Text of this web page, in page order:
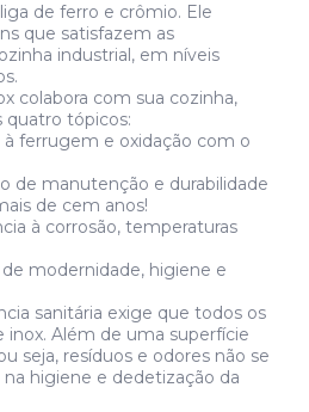
de ferro e crômio. Ele
que satisfazem as
industrial, em níveis
colabora com sua cozinha,
quatro tópicos:
à ferrugem e oxidação com o
de manutenção e durabilidade
de cem anos!
à corrosão, temperaturas
modernidade, higiene e
sanitária exige que todos os
Além de uma superfície
seja, resíduos e odores não se
higiene e dedetização da